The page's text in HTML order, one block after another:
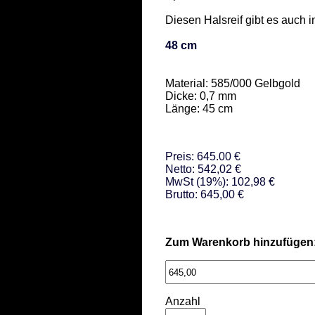
Diesen Halsreif gibt es auch
48 cm
Material: 585/000 Gelbgold
Dicke: 0,7 mm
Länge: 45 cm
Preis: 645.00 €
Netto: 542,02 €
MwSt (19%): 102,98 €
Brutto: 645,00 €
Zum Warenkorb
Anzahl